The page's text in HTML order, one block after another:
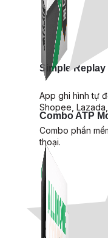
Combo ATP
Combo phần
thoại.
Simple Replay
App ghi hình tự
Shopee,